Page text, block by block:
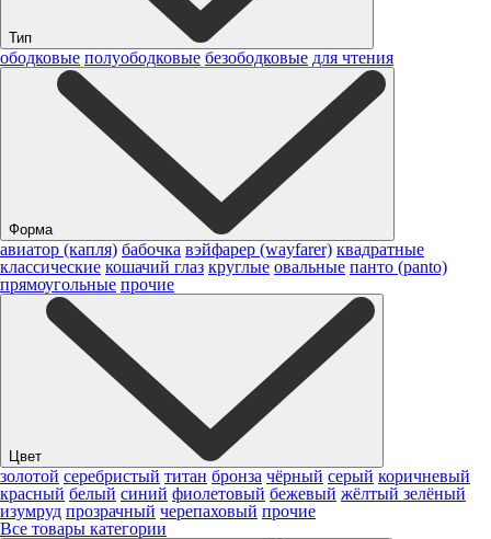
Тип
ободковые полуободковые безободковые для чтения
Форма
авиатор (капля) бабочка вэйфарер (wayfarer) квадратные
классические кошачий глаз круглые овальные панто (panto)
прямоугольные прочие
Цвет
золотой серебристый титан бронза чёрный серый коричневый
красный белый синий фиолетовый бежевый жёлтый зелёный
изумруд прозрачный черепаховый прочие
Все товары категории